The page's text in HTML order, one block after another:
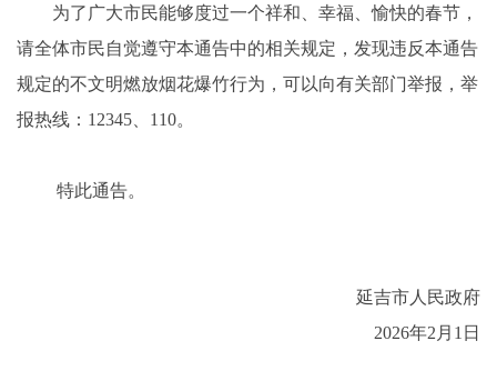
为了广大市民能够度过一个祥和、幸福、愉快的春节，
请全体市民自觉遵守本通告中的相关规定，发现违反本通告
规定的不文明燃放烟花爆竹行为，可以向有关部门举报，举
报热线：12345、110。
特此通告。
延吉市人民政府
2026年2月1日